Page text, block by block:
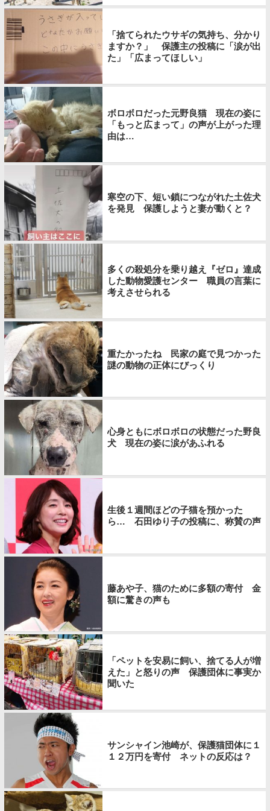
「捨てられたウサギの気持ち、分かり
ますか？」 保護主の投稿に「涙が出
た」「広まってほしい」
ボロボロだった元野良猫 現在の姿に
「もっと広まって」の声が上がった理
由は…
寒空の下、短い鎖につながれた土佐犬
を発見 保護しようと妻が動くと？
多くの殺処分を乗り越え『ゼロ』達成
した動物愛護センター 職員の言葉に
考えさせられる
重たかったね 民家の庭で見つかった
謎の動物の正体にびっくり
心身ともにボロボロの状態だった野良
犬 現在の姿に涙があふれる
生後１週間ほどの子猫を預かった
ら… 石田ゆり子の投稿に、称賛の声
藤あや子、猫のために多額の寄付 金
額に驚きの声も
「ペットを安易に飼い、捨てる人が増
えた」と怒りの声 保護団体に事実か
聞いた
サンシャイン池崎が、保護猫団体に１
１２万円を寄付 ネットの反応は？